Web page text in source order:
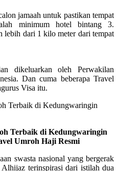
jamaah untuk pastikan tempat
minimum hotel bintang 3.
lebih dari 1 kilo meter dari tempat
dikeluarkan oleh Perwakilan
Dan cuma beberapa Travel
Visa itu.
Terbaik di Kedungwaringin
Umroh Haji Resmi
swasta nasional yang bergerak
terinspirasi dari istilah dua